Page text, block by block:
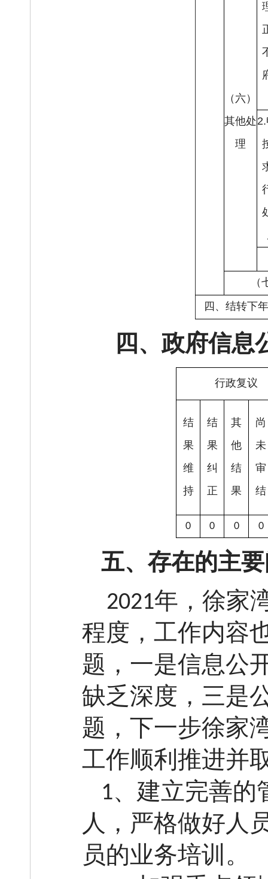
（六）
其他处
理
四、结转下
四、政府信息
行政复议
结
果
维
持
结
果
纠
正
其
他
结
果
尚
未
审
结
0 0 0 0
五、存在的主
2021年，徐家
程度，工作内容
题，一是信息公
缺乏深度，三是
题，下一步徐家
工作顺利推进并
1、建立完善的
人，严格做好人
员的业务培训。